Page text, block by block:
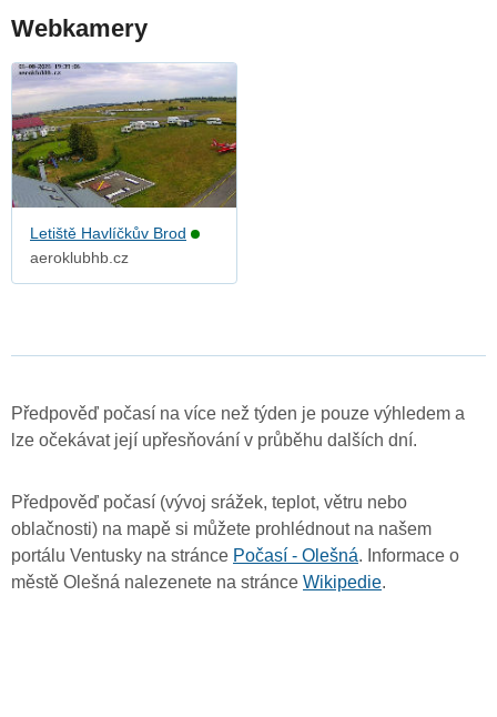
Webkamery
Letiště Havlíčkův Brod
aeroklubhb.cz
Předpověď počasí na více než týden je pouze výhledem a
lze očekávat její upřesňování v průběhu dalších dní.
Předpověď počasí (vývoj srážek, teplot, větru nebo
oblačnosti) na mapě si můžete prohlédnout na našem
portálu Ventusky na stránce Počasí - Olešná. Informace o
městě Olešná nalezenete na stránce Wikipedie.